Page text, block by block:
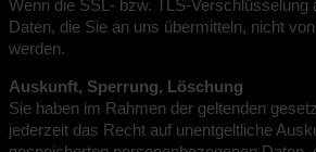
Wenn die SSL- bzw. TLS-Verschlüsselung
Daten, die Sie an uns übermitteln, nicht
werden.
Auskunft, Sperrung, Löschung
Sie haben im Rahmen der geltenden
jederzeit das Recht auf unentgeltliche